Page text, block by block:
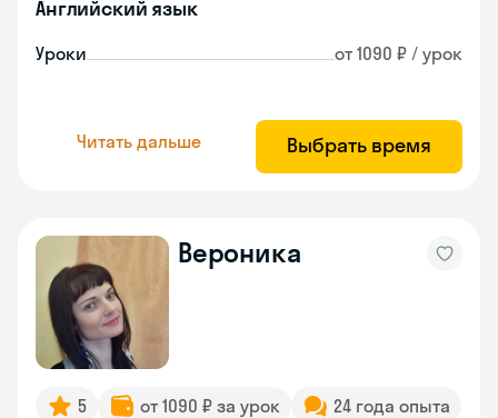
Английский язык
Уроки от 1090 ₽ / урок
Читать дальше Выбрать время
Вероника
5 от 1090 ₽ за урок 24 года опыта